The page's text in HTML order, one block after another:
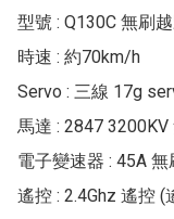
型號 : Q130C 無刷
時速 : 約70km/h
Servo : 三線 17g
馬達 : 2847 3200KV
電子變速器 : 45A
遙控 : 2.4Ghz 遙控